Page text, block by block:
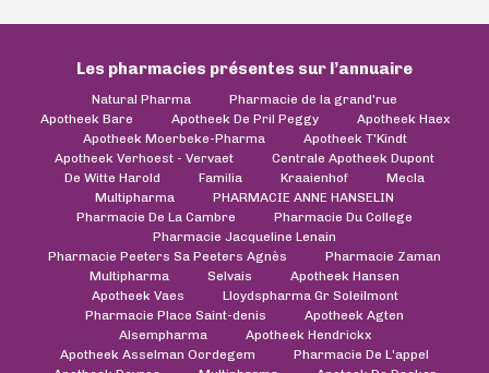
Les pharmacies présentes sur l’annuaire
Natural Pharma
Pharmacie de la grand'rue
Apotheek Bare
Apotheek De Pril Peggy
Apotheek Haex
Apotheek Moerbeke-Pharma
Apotheek T'Kindt
Apotheek Verhoest - Vervaet
Centrale Apotheek Dupont
De Witte Harold
Familia Kraaienhof
Mecla
Multipharma
PHARMACIE ANNE HANSELIN
Pharmacie De La Cambre
Pharmacie Du College
Pharmacie Jacqueline Lenain
Pharmacie Peeters Sa Peeters Agnès
Pharmacie Zaman
Multipharma
Selvais
Apotheek Hansen
Apotheek Vaes
Lloydspharma Gr Soleilmont
Pharmacie Place Saint-denis
Apotheek Agten
Alsempharma
Apotheek Hendrickx
Apotheek Asselman Oordegem
Pharmacie De L'appel